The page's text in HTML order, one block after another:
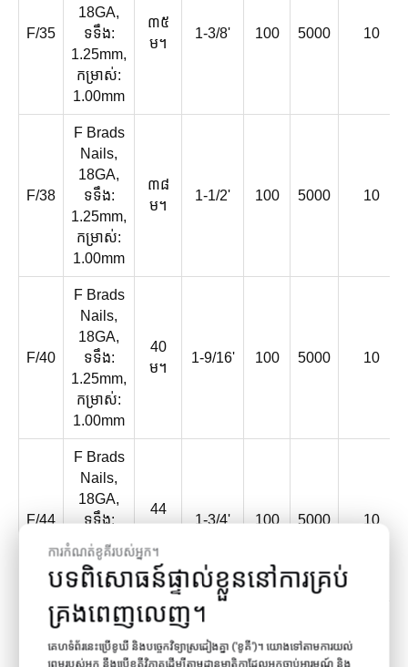
F/35
18GA,
ទទឹង:
1.25mm,
កម្រាស់:
1.00mm
៣៥
ម។
1-3/8' 100 5000 10
F/38
F Brads
Nails,
18GA,
ទទឹង:
1.25mm,
កម្រាស់:
1.00mm
៣៨
ម។
1-1/2' 100 5000 10
F/40
F Brads
Nails,
18GA,
ទទឹង:
1.25mm,
កម្រាស់:
1.00mm
40
ម។
1-9/16' 100 5000 10
F/44
F Brads
Nails,
18GA,
ទទឹង:
1.25mm,
កម្រាស់:
1.00mm
44
1-3/4' 100 5000 10
F Brads
Nails,
18GA,
ការកំណត់ខូគីរបស់អ្នក។
បទពិសោធន៍ផ្ទាល់ខ្លួននៅការគ្រប់
គ្រងពេញលេញ។
គេហទំព័រនេះប្រើខូឃី និងបច្ចេកវិទ្យាស្រដៀងគ្នា ('ខូគី')។ យោងទៅតាមការយល់
ព្រមរបស់អ្នក នឹងប្រើខូគីវិភាគដើម្បីតាមដានមាតិកាដែលអ្នកចាប់អារម្មណ៍ និង